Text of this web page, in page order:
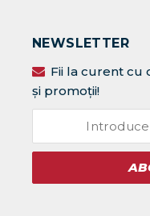
NEWSLETTER
Fii la curent cu
și promoții!